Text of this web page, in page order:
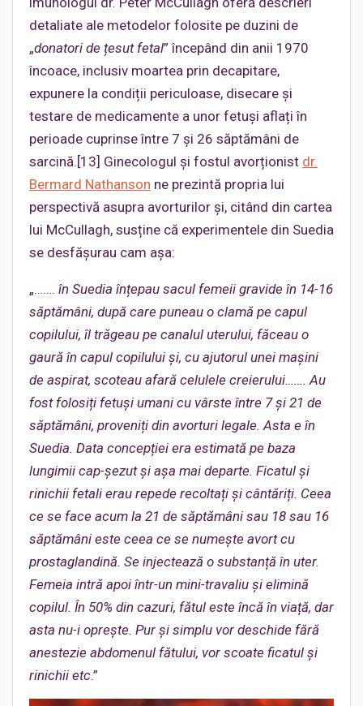
detaliate ale metodelor folosite pe duzini de
„donatori de țesut fetal” începând din anii 1970
încoace, inclusiv moartea prin decapitare,
expunere la condiții periculoase, disecare și
testare de medicamente a unor fetuși aflați în
perioade cuprinse între 7 și 26 săptămâni de
sarcină.[13] Ginecologul și fostul avorționist dr.
Bermard Nathanson ne prezintă propria lui
perspectivă asupra avorturilor și, citând din cartea
lui McCullagh, susține că experimentele din Suedia
se desfășurau cam așa:
„……. în Suedia înțepau sacul femeii gravide în 14-16
săptămâni, după care puneau o clamă pe capul
copilului, îl trăgeau pe canalul uterului, făceau o
gaură în capul copilului și, cu ajutorul unei mașini
de aspirat, scoteau afară celulele creierului……. Au
fost folosiți fetuși umani cu vârste între 7 și 21 de
săptămâni, proveniți din avorturi legale. Asta e în
Suedia. Data concepției era estimată pe baza
lungimii cap-șezut și așa mai departe. Ficatul și
rinichii fetali erau repede recoltați și cântăriți. Ceea
ce se face acum la 21 de săptămâni sau 18 sau 16
săptămâni este ceea ce se numește avort cu
prostaglandină. Se injectează o substanță în uter.
Femeia intră apoi într-un mini-travaliu și elimină
copilul. În 50% din cazuri, fătul este încă în viață, dar
asta nu-i oprește. Pur și simplu vor deschide fără
anestezie abdomenul fătului, vor scoate ficatul și
rinichii etc.”